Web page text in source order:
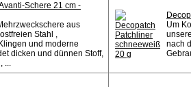
Schere 21 cm -
aus
Stahl ,
und moderne
dicken und dünnen Stoff,
...
Um
nach